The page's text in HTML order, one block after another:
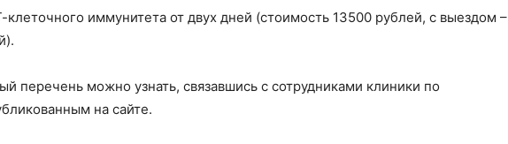
иммунитета от двух дней (стоимость 13500 рублей, с выездом –
перечень можно узнать, связавшись с сотрудниками клиники по
на сайте.